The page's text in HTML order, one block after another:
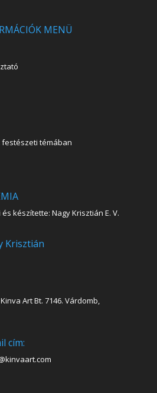
MENÜ
témában
készítette: Nagy Krisztián E. V.
Krisztián
Art Bt. 7146. Várdomb,
cím: